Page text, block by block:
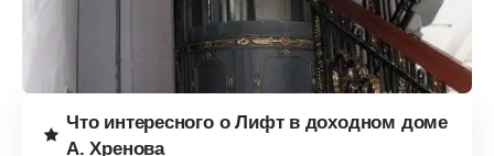
Что интересного о Лифт в доходном доме
А. Хренова